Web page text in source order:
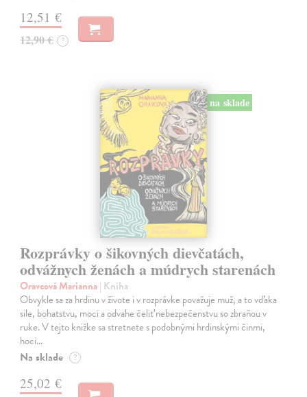
12,51 €
12,90 € ?
na sklade
Rozprávky o šikovných dievčatách,
odvážnych ženách a múdrych starenách
Oravcová Marianna| Kniha
Obvykle sa za hrdinu v živote i v rozprávke považuje muž, a to vďaka
sile, bohatstvu, moci a odvahe čeliť nebezpečenstvu so zbraňou v
ruke. V tejto knižke sa stretnete s podobnými hrdinskými činmi,
hoci…
Na sklade ?
25,02 €